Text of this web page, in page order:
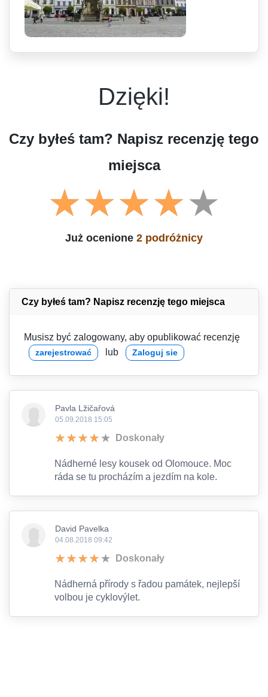
Dzięki!
Czy byłeś tam? Napisz recenzję tego
miejsca
Już ocenione 2 podróżnicy
Czy byłeś tam? Napisz recenzję tego miejsca
Musisz być zalogowany, aby opublikować recenzję
zarejestrować lub Zaloguj sie
Pavla Lžičařová
05.09.2018 15:05
Doskonały
Nádherné lesy kousek od Olomouce. Moc
ráda se tu procházím a jezdím na kole.
David Pavelka
04.08.2018 09:42
Doskonały
Nádherná přírody s řadou památek, nejlepší
volbou je cyklovýlet.